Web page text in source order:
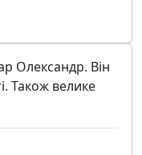
Олександр. Він
Також велике